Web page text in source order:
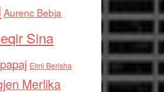
Aurenc Bebja
Sina
Elmi Berisha
Merlika